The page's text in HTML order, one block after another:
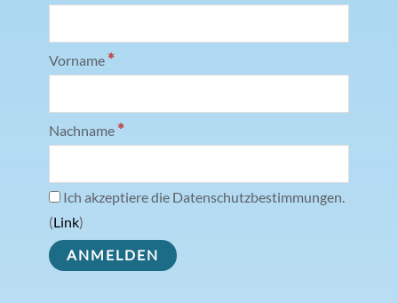
Vorname *
Nachname *
Ich akzeptiere die Datenschutzbestimmungen.
(Link)